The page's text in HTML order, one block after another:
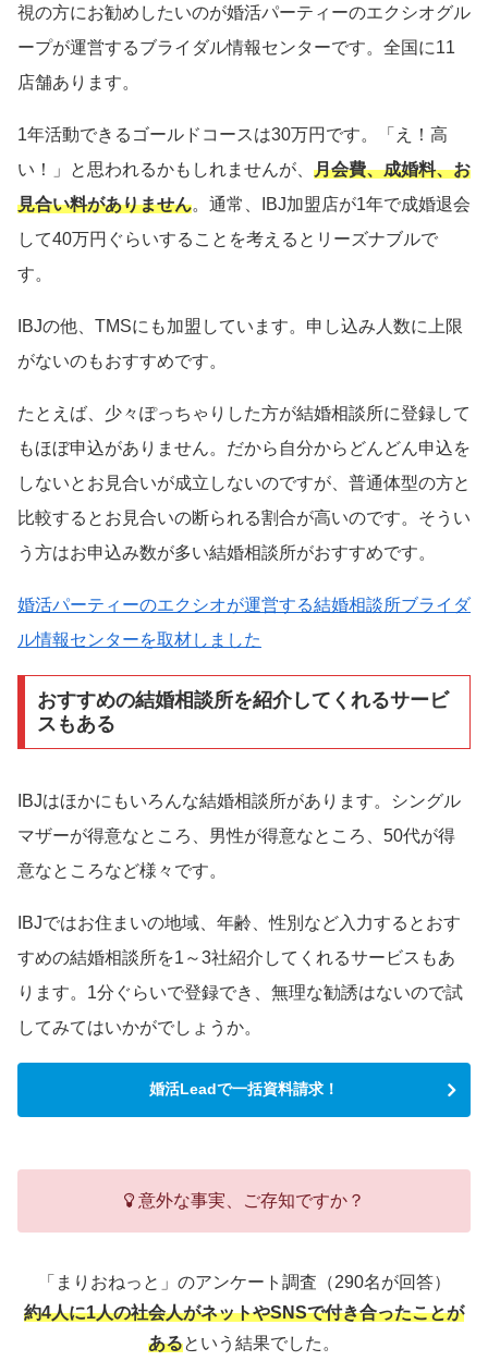
視の方にお勧めしたいのが婚活パーティーのエクシオグル
ープが運営するブライダル情報センターです。全国に11
店舗あります。
1年活動できるゴールドコースは30万円です。「え！高
い！」と思われるかもしれませんが、 月会費、成婚料、お
見合い料がありません。通常、IBJ加盟店が1年で成婚退会
して40万円ぐらいすることを考えるとリーズナブルで
す。
IBJの他、TMSにも加盟しています。申し込み人数に上限
がないのもおすすめです。
たとえば、少々ぽっちゃりした方が結婚相談所に登録して
もほぼ申込がありません。だから自分からどんどん申込を
しないとお見合いが成立しないのですが、普通体型の方と
比較するとお見合いの断られる割合が高いのです。そうい
う方はお申込み数が多い結婚相談所がおすすめです。
婚活パーティーのエクシオが運営する結婚相談所ブライダ
ル情報センターを取材しました
おすすめの結婚相談所を紹介してくれるサービ
スもある
IBJはほかにもいろんな結婚相談所があります。シングル
マザーが得意なところ、男性が得意なところ、50代が得
意なところなど様々です。
IBJではお住まいの地域、年齢、性別など入力するとおす
すめの結婚相談所を1～3社紹介してくれるサービスもあ
ります。1分ぐらいで登録でき、無理な勧誘はないので試
してみてはいかがでしょうか。
婚活Leadで一括資料請求！
意外な事実、ご存知ですか？
「まりおねっと」のアンケート調査（290名が回答）
約4人に1人の社会人がネットやSNSで付き合ったことが
あるという結果でした。